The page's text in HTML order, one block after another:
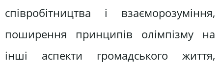
співробітництва і взаєморозуміння,
поширення принципів олімпізму на
інші аспекти громадського життя,